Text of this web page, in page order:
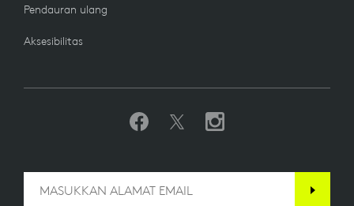
Pendauran ulang
Aksesibilitas